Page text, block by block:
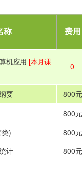
称 费用
机应用 [本月课
0
要 800元
800元
) 800元
计 800元